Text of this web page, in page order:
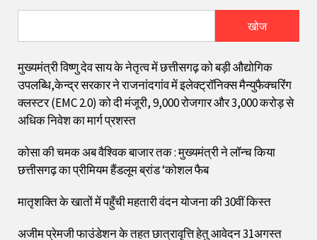
खोज
मुख्यमंत्री विष्णु देव साय के नेतृत्व में छत्तीसगढ़ को बड़ी औद्योगिक
उपलब्धि,केन्द्र सरकार ने राजनांदगांव में इलेक्ट्रॉनिक्स मैन्युफैक्चरिंग
क्लस्टर (EMC 2.0) को दी मंजूरी, 9,000 रोजगार और ₹3,000 करोड़ से
अधिक निवेश का मार्ग प्रशस्त
कोसा की चमक अब वैश्विक बाजार तक : मुख्यमंत्री ने लॉन्च किया
छत्तीसगढ़ का प्रीमियम हैंडलूम ब्रांड ‘कोशल फैब
मातृशक्ति के खातों में पहुँची महतारी वंदन योजना की 30वीं किस्त
अजीम प्रेमजी फाउंडेशन के तहत छात्रावृत्ति हेतु आवेदन 31अगस्त